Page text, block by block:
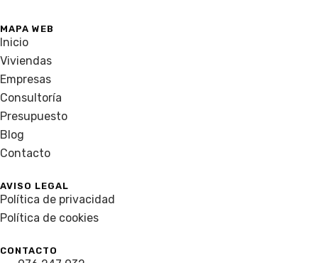
MAPA WEB
Inicio
Viviendas
Empresas
Consultoría
Presupuesto
Blog
Contacto
AVISO LEGAL
Política de privacidad
Política de cookies
CONTACTO